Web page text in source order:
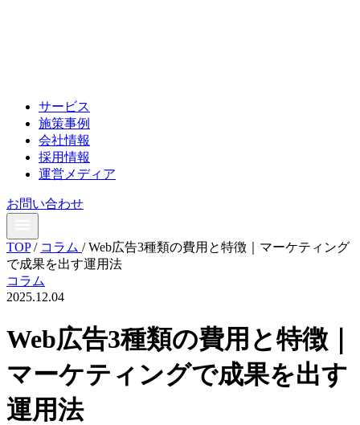
サービス
施策事例
会社情報
採用情報
運営メディア
お問い合わせ
TOP / コラム / Web広告3種類の費用と特徴｜マーケティング
で成果を出す運用法
コラム
2025.12.04
Web広告3種類の費用と特徴｜
マーケティングで成果を出す
運用法